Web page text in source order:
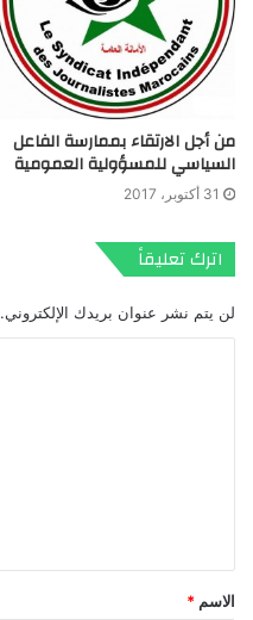
من أجل الارتقاء بممارسة الفاعل
السياسي للمسؤولية العمومية
31 أكتوبر، 2017
اترك تعليقاً
لن يتم نشر عنوان بريدك الإلكتروني.
الاسم *